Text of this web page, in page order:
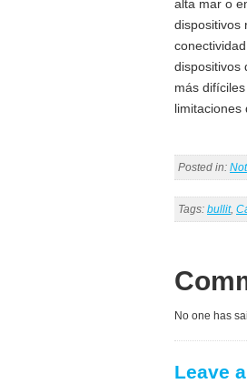
alta mar o
dispositivos
dispositivos
más
limitaciones
Posted in:
Tags: bullit,
No one has
Leave